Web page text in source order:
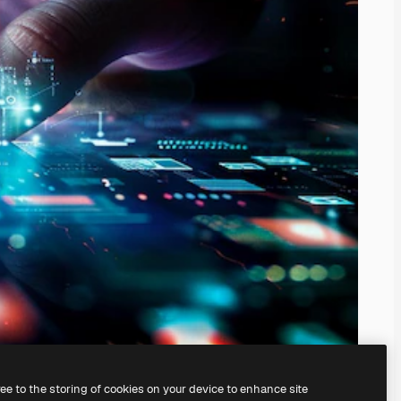
gerador de imagens com IA.
to the storing of cookies on your device to enhance site